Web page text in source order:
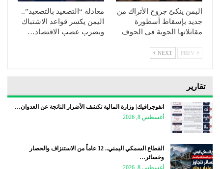
اليمن ينكئ جروح الأتراك من
جديد بإسقاط أسطورة
مقاتلاتها الجوية في الجوف
معادلة “التصعيد بالتصعيد”..
اليمن يكسر قواعد الاشتباك
ويضرب عصب الاقتصاد…
NEXT
تقارير
انفوجرافيك| وزارة المالية تكشف الأضرار الناتجة عن العدوان…
أغسطس 8, 2026
القطاع السمكي اليمني.. 12 عاماً من الاستنزاف والحصار
وخسائر…